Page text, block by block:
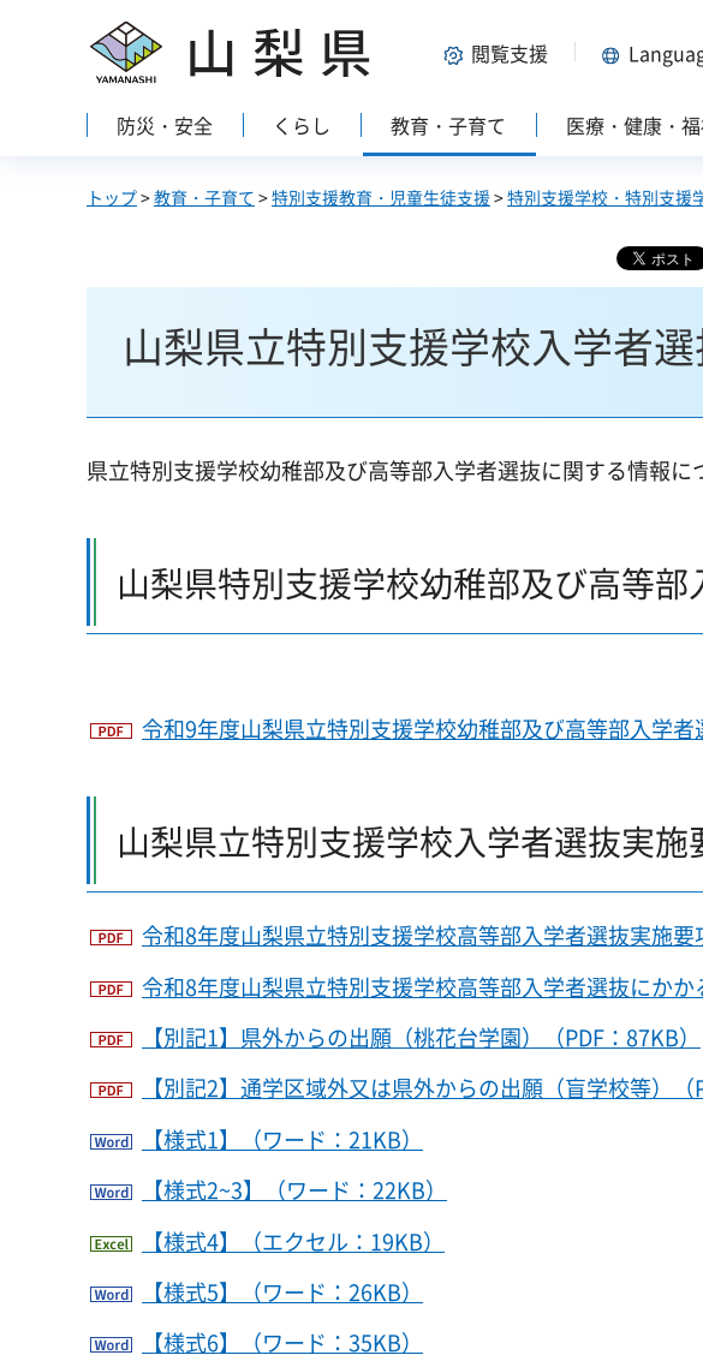
山梨県 閲覧支援
防災・安全 くらし 教育・子育て 医療・健康・
トップ>教育・子育て >特別支援教育・児童生徒支援>特別支援学校・特別支援
山梨県立特別支援学校入学者
県立特別支援学校幼稚部及び高等部入学者選抜に関する情報に
山梨県特別支援学校幼稚部及び高等
令和9年度山梨県立特別支援学校幼稚部及び高等部入学者
山梨県立特別支援学校入学者選抜実施
令和8年度山梨県立特別支援学校高等部入学者選抜実施要
令和8年度山梨県立特別支援学校高等部入学者選抜にかか
【別記1】県外からの出願（桃花台学園）（PDF：87KB）
【別記2】通学区域外又は県外からの出願（盲学校等）（
【様式1】（ワード：21KB）
【様式2~3】（ワード：22KB）
【様式4】（エクセル：19KB）
【様式5】（ワード：26KB）
【様式6】（ワード：35KB）